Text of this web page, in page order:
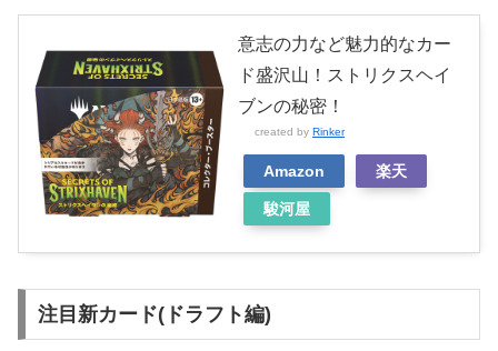
意志の力など魅力的なカー
ド盛沢山！ストリクスヘイ
ブンの秘密！
created by Rinker
Amazon 楽天
駿河屋
注目新カード(ドラフト編)